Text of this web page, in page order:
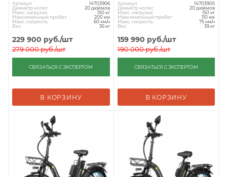
Артикул 14703906
Диаметр колес 20 дюймов
Макс. нагрузка 150 кг
Максимальный пробег 200 км
Макс. скорость 60 км/ч
Вес 36 кг
229 900 руб./шт
279 000руб./шт
СВЯЗАТЬСЯ С ЭКСПЕРТОМ
В КОРЗИНУ
Артикул 14703905
Диаметр колес 20 дюймов
Макс. нагрузка 150 кг
Максимальный пробег 110 км
Макс. скорость 75 км/ч
Вес 39 кг
159 990 руб./шт
190 000руб./шт
СВЯЗАТЬСЯ С ЭКСПЕРТОМ
В КОРЗИНУ